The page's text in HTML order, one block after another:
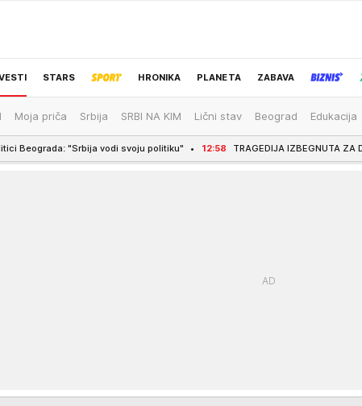
STARS HRONIKA PLANETA ZABAVA
REGION NEWS IZBOR UREDNIKA
Moja priča Srbija SRBI NA KIM Lični stav Beograd Edukacija
vodi svoju politiku" 12:58 TRAGEDIJA IZBEGNUTA ZA DLAKU! Avioni se